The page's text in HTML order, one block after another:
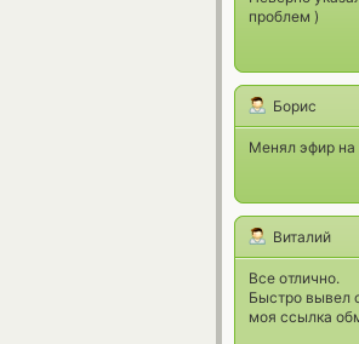
проблем )
Борис
Менял эфир на
Виталий
Все отлично.
Быстро вывел
моя ссылка